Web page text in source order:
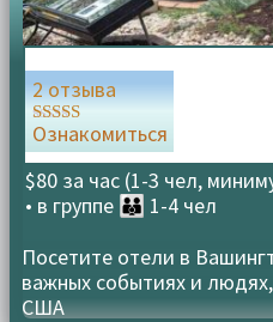
$80 за час (1-3 чел,
• в группе 👪 1-4 чел
2 отзыва
Оценка
5.00
из 5
Ознакомиться
Посетите отели в
важных событиях и
США